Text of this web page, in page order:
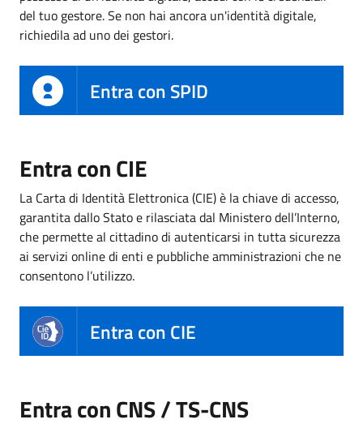
del tuo gestore. Se non hai ancora un'identità digitale,
richiedila ad uno dei gestori.
Entra con SPID
Entra con CIE
La Carta di Identità Elettronica (CIE) è la chiave di accesso,
garantita dallo Stato e rilasciata dal Ministero dell’Interno,
che permette al cittadino di autenticarsi in tutta sicurezza
ai servizi online di enti e pubbliche amministrazioni che ne
consentono l’utilizzo.
Entra con CIE
Entra con CNS / TS-CNS